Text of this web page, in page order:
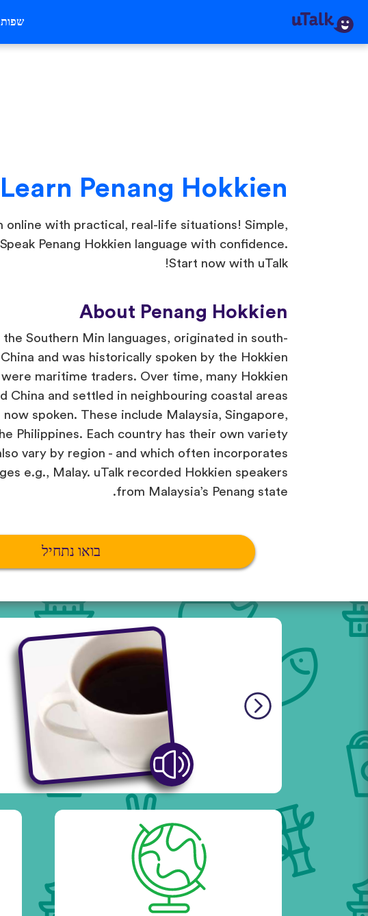
שפות
Learn Penang Hokkien
online with practical, real-life situations! Simple,
Penang Hokkien language with confidence.
Start now with uTalk!
About Penang Hokkien
Southern Min languages, originated in south-
and was historically spoken by the Hokkien
maritime traders. Over time, many Hokkien
China and settled in neighbouring coastal areas
spoken. These include Malaysia, Singapore,
Philippines. Each country has their own variety
vary by region - and which often incorporates
e.g., Malay. uTalk recorded Hokkien speakers
from Malaysia’s Penang state.
בואו נתחיל